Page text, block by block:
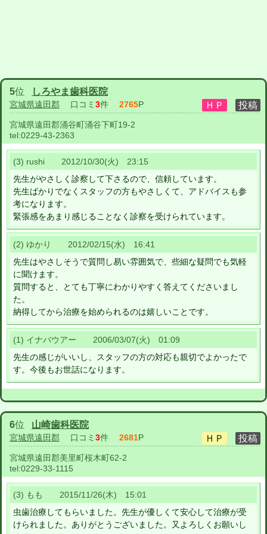
5位 しろやま歯科医院
宮城県遠田郡 口コミ 3件 2765P
宮城県遠田郡涌谷町涌谷下町19-2
tel:0229-43-2363
(3) rushi 2012/10/30(火) 23:15
先生がやさしく診察して下さるので、信頼しています。
先生ばかりでなくスタッフの方もやさしくて、アドバイスも参
考になります。
緊張感をあまり感じることなく診察を受けられています。
(2) ゆかり 2012/02/15(水) 16:41
先生はやさしそうで質問し易い雰囲気で、些細な疑問でも気軽
に聞けます。
質問すると、とても丁寧にわかりやすく答えてくださいまし
た。
納得してから治療を始められるのは嬉しいことです。
(1) イナバウアー 2006/03/07(火) 01:09
先生の感じがいいし、スタッフの方の対応も親切でよかったで
す。今後もお世話になります。
6位 山崎歯科医院
宮城県遠田郡 口コミ 3件 2681P
宮城県遠田郡美里町桜木町62-2
tel:0229-33-1115
(3) もも 2015/11/26(木) 15:01
虫歯治療してもらいました。先生が優しくて安心して治療が受
けられました。ありがとうございました。又よろしくお願いし